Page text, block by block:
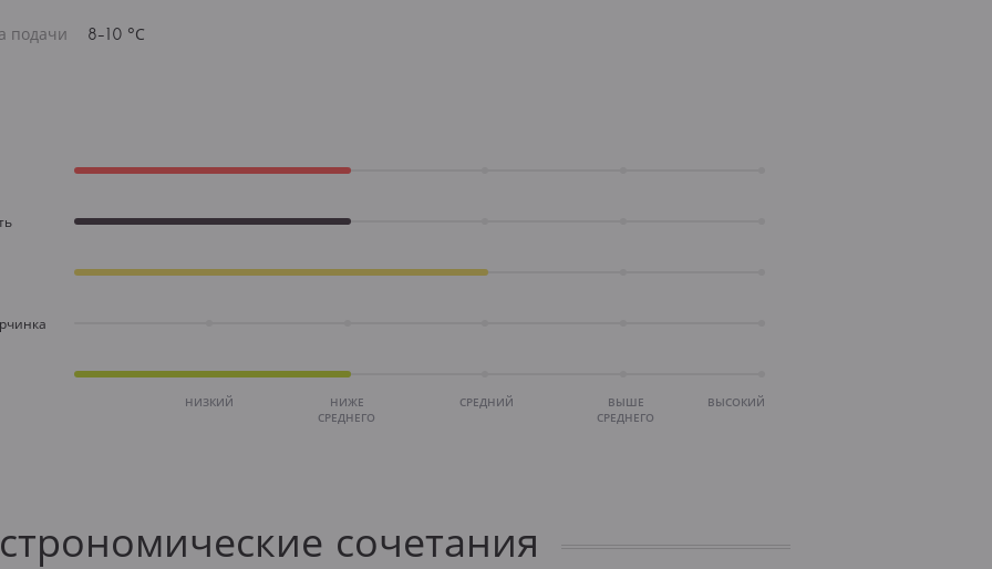
подачи 8-10 °С
НИЗКИЙ
НИЖЕ
СРЕДНЕГО
СРЕДНИЙ
ВЫШЕ
СРЕДНЕГО
ВЫСОКИЙ
сочетания